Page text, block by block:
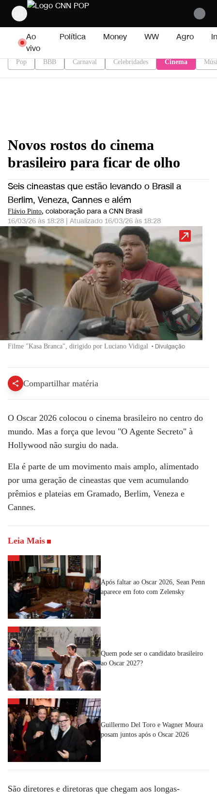
Pular para o conteúdo
Ao
vivo
Política Money WW Agro
Pop BBB Carnaval Celebridades Cinema
Novos rostos do cinema
brasileiro para ficar de olho
Seis cineastas que estão levando o Brasil a
Berlim, Veneza, Cannes e além
Flávio Pinto, colaboração para a CNN Brasil
16/03/26 às 18:28 | Atualizado 16/03/26 às 18:28
Filme "Kasa Branca", dirigido por Luciano Vidigal • Divulgação
Compartilhar matéria
O Oscar 2026 colocou o cinema brasileiro no centro do
mundo. Mas a força que levou "O Agente Secreto" à
Hollywood não surgiu do nada.
Ela é parte de um movimento mais amplo, alimentado
por uma geração de cineastas que vem acumulando
prêmios e plateias em Gramado, Berlim, Veneza e
Cannes.
Leia Mais
Após faltar ao Oscar 2026, Sean Penn
aparece em foto com Zelensky
Quem pode ser o candidato brasileiro
ao Oscar 2027?
Guillermo Del Toro e Wagner Moura
posam juntos após o Oscar 2026
São diretores e diretoras que chegam aos longas-